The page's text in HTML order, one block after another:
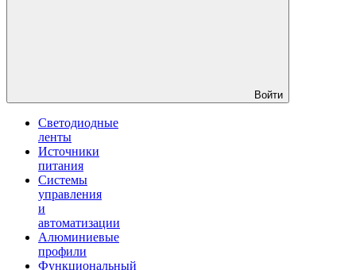
Войти
Светодиодные
ленты
Источники
питания
Системы
управления
и
автоматизации
Алюминиевые
профили
Функциональный